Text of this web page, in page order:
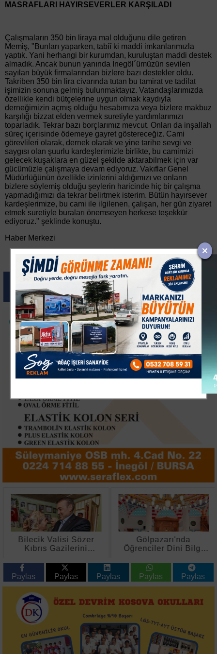
MASRAFLARI HAYIRSEVERLER KARŞILADI
Çalışmaların 350 bin liraya mal olduğunu dile getiren
Memiş, "Bunları yaparken, tabiî ki maddi imkanlarımızla
yaptık. Yani herhangi bir kurumdan, kuruluştan maddi destek
almadık. Ancak bunun yanında İnegöl´ümüzün sevilen
sayılan büyük firmalarından bizlere bazı destekler oldu.
Takriben 350 bin lira civarında tutan bu tamirat ve tadilat
işimizin sonuna gelmiş bulunmaktayız. Vatandaşlarımızda
özellikle kendi bütçelerine uygun olmak kaydıyla
derneğimizin açmış olduğu hesabımıza veya bizlere makbuz
karşılığı bizzat elden vermek suretiyle yardımlarımızı
toparladık. Tekrar bazı borçlarımız mevcut. Onları da inşallah
süreç içerisinde ödemeye gayret göstereceğiz. Cami
görevlileri olarak, dernek olarak ve yine tarihe sevgi ve
saygısı olan şuurlu kardeşlerimizle birlikte, bu camimizi
gelecek kuşaklara en güzel şekilde aktarabilmek için var
gücümüzle çalışmaya devam ediyoruz. Vakıflar Genel
Müdürlüğünün özellikle izinlerini aldığımızı ve onların
bizlere söylemiş olduğu şeylerin haricinde hiç bir çalışma
yapmadığımızı da tekrar belirtmek isterim. Bütün hayırsever
kardeşlerimize, bu cami ile ilgilenen, çalışan, her gün ziyaret
etmek suretiyle buraları önemseyen herkese teşekkür
ediyoruz." şeklinde konuştu.
Haber Merkezi
Paylas Paylas Paylas Paylas
Bilecik Valisi Sözer
Kıbrıs Gazilerini
Gölpazarı'nda
Öğrenciler Dini Bilgi
Mücadele Etti
Paylas
Paylas Paylas Paylas Paylas